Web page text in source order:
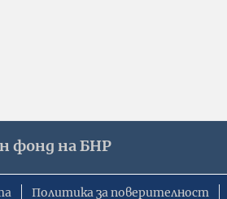
фонд на БНР
Политика за поверителност